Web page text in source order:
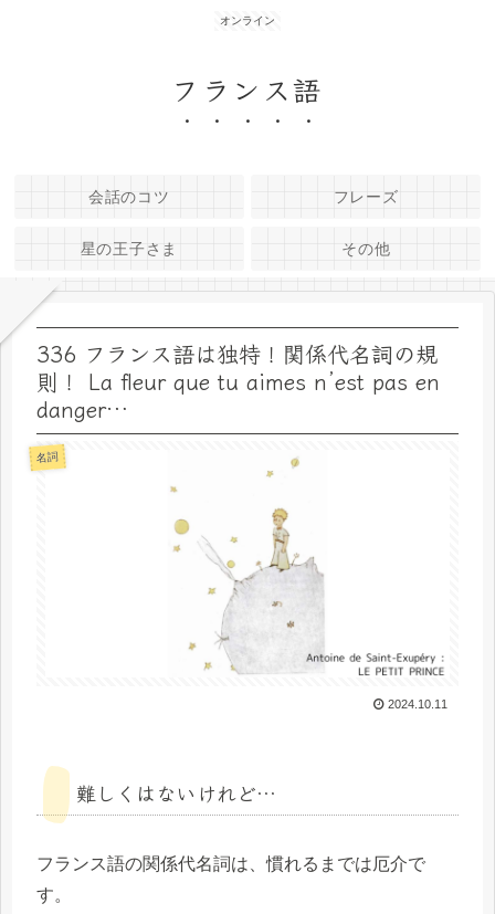
オンライン
フランス語
会話のコツ フレーズ
星の王子さま その他
336 フランス語は独特！関係代名詞の規
則！ La fleur que tu aimes n’est pas en
danger…
名詞
2024.10.11
難しくはないけれど…
フランス語の関係代名詞は、慣れるまでは厄介で
す。